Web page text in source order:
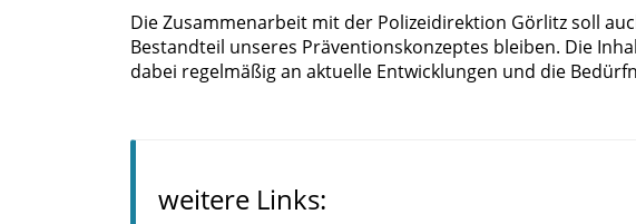
Die Zusammenarbeit mit der Polizeidirektion Görlitz soll
Bestandteil unseres Präventionskonzeptes bleiben. Die
dabei regelmäßig an aktuelle Entwicklungen und die
weitere Links: